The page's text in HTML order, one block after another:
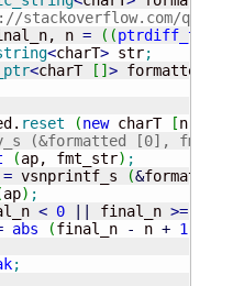
stackoverflow.com/
n = ( (ptrdiff_t
<charT> str;
<charT [ ]> formatted
reset (new charT [n
(&formatted [0],
(ap, fmt_str) ;
= vsnprintf_s (&formatted
ap) ;
< 0 final_n >=
abs (final_n - n + 1
;